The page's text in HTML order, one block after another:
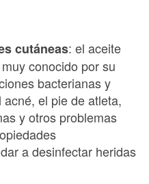
cutáneas: el aceite
conocido por su
bacterianas y
el pie de atleta,
y otros problemas
a desinfectar heridas